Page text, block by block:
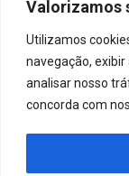
Valorizamos
Utilizamos
navegação,
analisar nosso
concorda com